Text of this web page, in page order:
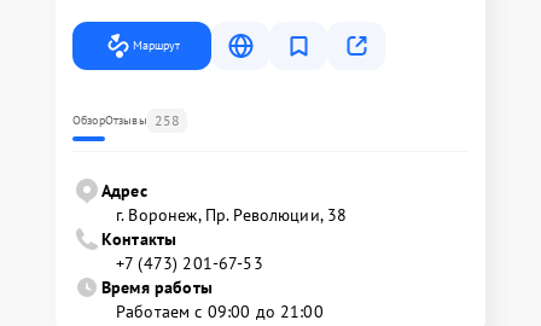
Маршрут
ОбзорОтзывы 258
Адрес
г. Воронеж, Пр. Революции, 38
Контакты
+7 (473) 201-67-53
Время работы
Работаем с 09:00 до 21:00